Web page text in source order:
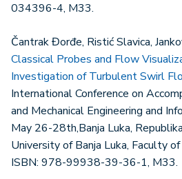
034396-4, M33.
Čantrak Đorđe, Ristić Slavica,
Classical Probes and Flow
Investigation of Turbulent Swirl
International Conference on
and Mechanical Engineering and
May 26-28th,Banja Luka,
University of Banja Luka, Faculty
ISBN: 978-99938-39-36-1, M33.